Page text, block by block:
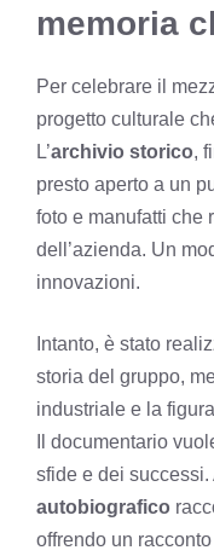
memoria
Per celebrare il
progetto culturale
L’archivio storico,
presto aperto a un
foto e manufatti che
dell’azienda. Un
innovazioni.
Intanto, è stato
storia del gruppo,
industriale e la
Il documentario
sfide e dei
autobiografico
offrendo un